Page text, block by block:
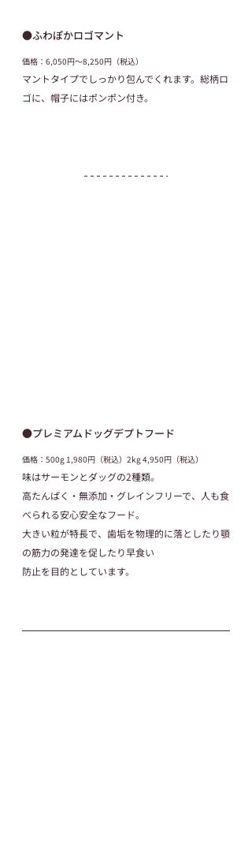
●ふわぽかロゴマント
価格：6,050円～8,250円（税込）
マントタイプでしっかり包んでくれます。総柄ロ
ゴに、帽子にはポンポン付き。
●プレミアムドッグデプトフード
価格：500g 1,980円（税込）2kg 4,950円（税込）
味はサーモンとダッグの2種類。
高たんぱく・無添加・グレインフリーで、人も食
べられる安心安全なフード。
大きい粒が特長で、歯垢を物理的に落としたり顎
の筋力の発達を促したり早食い
防止を目的としています。